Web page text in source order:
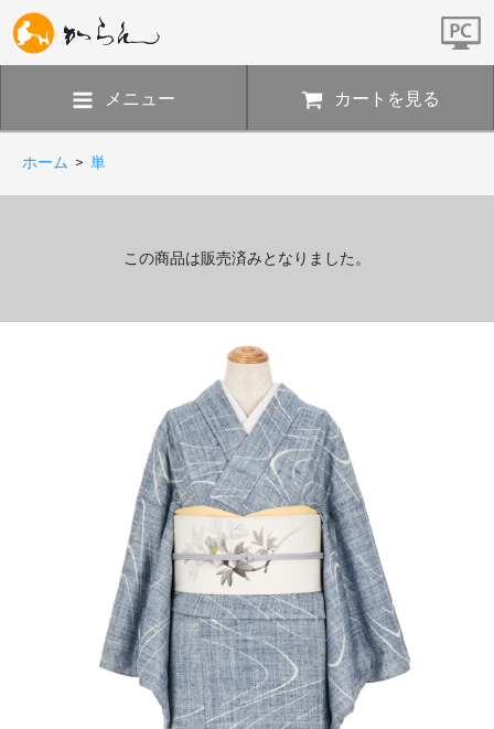
メニュー カートを見る
ホーム > 単
この商品は販売済みとなりました。